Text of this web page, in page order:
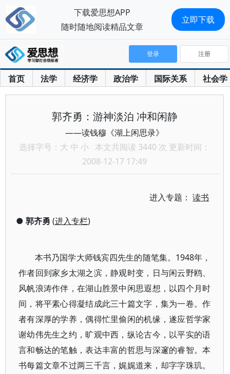
首页 法学 经济学 政治学 国际关系 社会学
登录 注册
郭齐勇：游神淡泊 冲和闲静
——读钱穆《湖上闲思录》
选择字号： 大 中 小 本文共阅读 3440 次 更新时间：
2008-12-17 17:49
进入专题：读书
● 郭齐勇 (进入专栏)
本书乃国学大师钱宾四先生的随笔集。1948年，
作者回到家乡太湖之滨，静观时变，日与闲云野鸥、
风帆浪涛作伴，在湖山胜景中闲思遐想，以四个月时
间，将平素心得凝结成此三十篇文字，集为一卷。作
者有深厚的学养，偶得忙里偷闲的机缘，遂应哲学家
谢幼伟先生之约，旷观中西，纵论古今，以平实的语
言和畅达的笔触，表达丰富的哲思与深邃的睿智。本
书每篇文章不过两三千言，娓娓道来，却字字珠玑。
下载爱思想APP
随时随地阅读精品文章
立即下载